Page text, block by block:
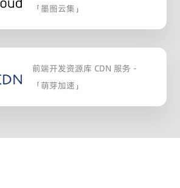
「墨图云集」
前端开发资源库 CDN 服务 -
「萌芽加速」